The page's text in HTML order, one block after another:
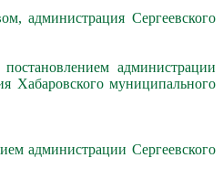
администрация Сергеевского
администрации
Хабаровского муниципального
администрации Сергеевского